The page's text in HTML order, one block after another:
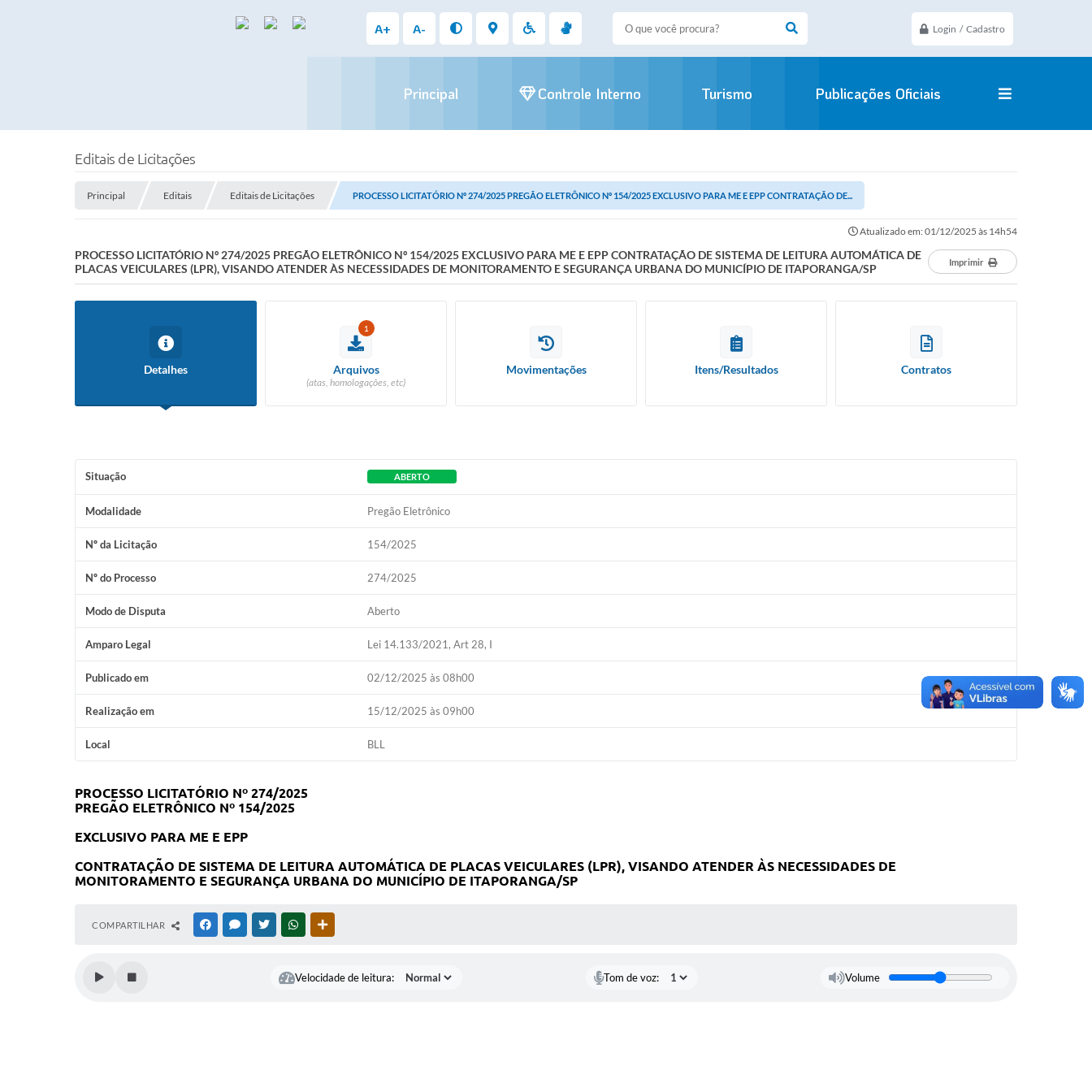
Login / Cadastro
A+ A-
Principal Controle Interno Turismo Publicações Oficiais
Editais de Licitações
Principal Editais Editais de Licitações PROCESSO LICITATÓRIO Nº 274/2025 PREGÃO ELETRÔNICO Nº 154/2025 EXCLUSIVO PARA ME E EPP CONTRATAÇÃO DE...
Atualizado em: 01/12/2025 às 14h54
PROCESSO LICITATÓRIO Nº 274/2025 PREGÃO ELETRÔNICO Nº 154/2025 EXCLUSIVO PARA ME E EPP CONTRATAÇÃO DE SISTEMA DE LEITURA AUTOMÁTICA DE
PLACAS VEICULARES (LPR), VISANDO ATENDER ÀS NECESSIDADES DE MONITORAMENTO E SEGURANÇA URBANA DO MUNICÍPIO DE ITAPORANGA/SP
Imprimir
Detalhes
1
Arquivos
(atas, homologações, etc)
Movimentações Itens/Resultados Contratos
Situação ABERTO
Modalidade Pregão Eletrônico
Nº da Licitação 154/2025
Nº do Processo 274/2025
Modo de Disputa Aberto
Amparo Legal Lei 14.133/2021, Art 28, I
Publicado em 02/12/2025 às 08h00
Realização em 15/12/2025 às 09h00
Local BLL
PROCESSO LICITATÓRIO Nº 274/2025
PREGÃO ELETRÔNICO Nº 154/2025
EXCLUSIVO PARA ME E EPP
CONTRATAÇÃO DE SISTEMA DE LEITURA AUTOMÁTICA DE PLACAS VEICULARES (LPR), VISANDO ATENDER ÀS NECESSIDADES DE
MONITORAMENTO E SEGURANÇA URBANA DO MUNICÍPIO DE ITAPORANGA/SP
COMPARTILHAR FACEBOOKMESSENGER
TWITTERWHATSAPP
Velocidade de leitura: Tom de voz: Volume